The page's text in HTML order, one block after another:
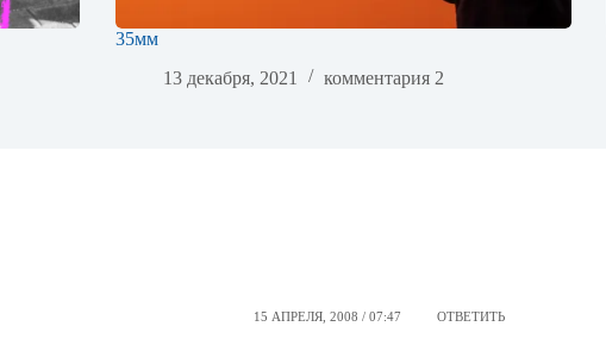
35мм
13 декабря, 2021
комментария 2
15 АПРЕЛЯ, 2008 / 07:47 ОТВЕТИТЬ